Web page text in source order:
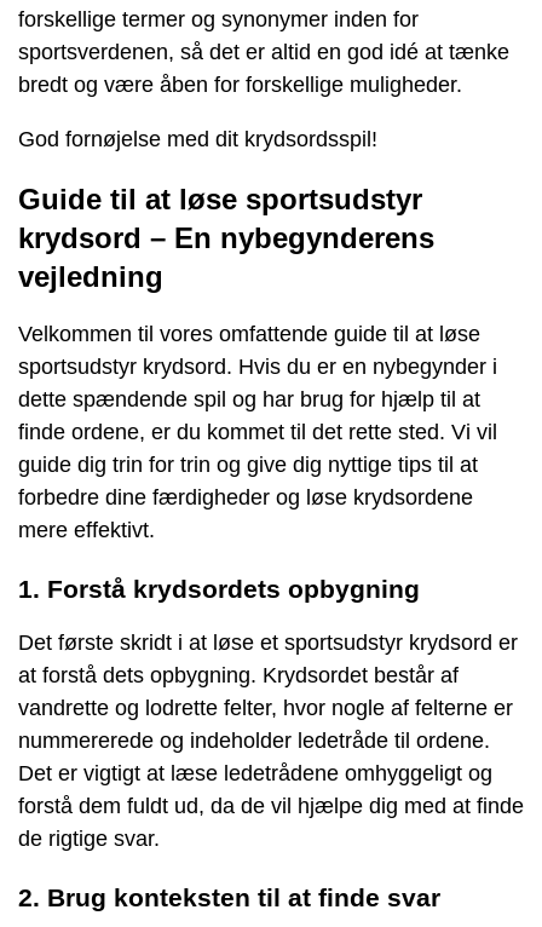
forskellige termer og synonymer inden for
sportsverdenen, så det er altid en god idé at tænke
bredt og være åben for forskellige muligheder.
God fornøjelse med dit krydsordsspil!
Guide til at løse sportsudstyr
krydsord – En nybegynderens
vejledning
Velkommen til vores omfattende guide til at løse
sportsudstyr krydsord. Hvis du er en nybegynder i
dette spændende spil og har brug for hjælp til at
finde ordene, er du kommet til det rette sted. Vi vil
guide dig trin for trin og give dig nyttige tips til at
forbedre dine færdigheder og løse krydsordene
mere effektivt.
1. Forstå krydsordets opbygning
Det første skridt i at løse et sportsudstyr krydsord er
at forstå dets opbygning. Krydsordet består af
vandrette og lodrette felter, hvor nogle af felterne er
nummererede og indeholder ledetråde til ordene.
Det er vigtigt at læse ledetrådene omhyggeligt og
forstå dem fuldt ud, da de vil hjælpe dig med at finde
de rigtige svar.
2. Brug konteksten til at finde svar